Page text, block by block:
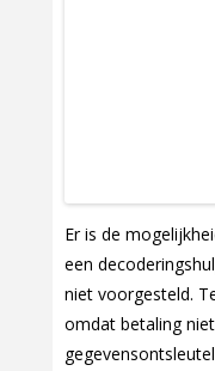
Er is de
een
niet voorgesteld.
omdat betaling